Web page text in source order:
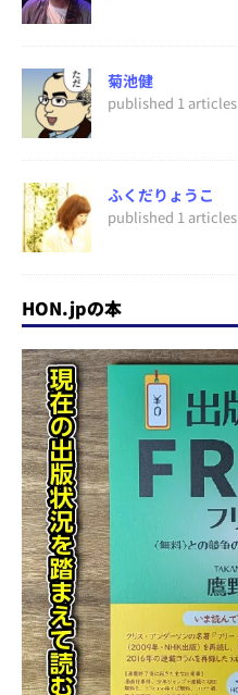
菊池健
published 1 articles
ふくだりょうこ
published 1 articles
HON.jpの本